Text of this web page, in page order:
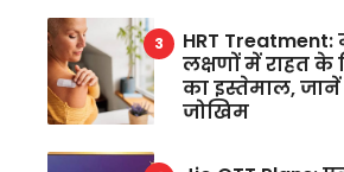
HRT
लक्षणों में राहत के
का इस्तेमाल,
जोखिम